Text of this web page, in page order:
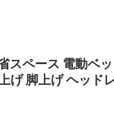
スペース 電動ベ
脚上げ ヘッドレ